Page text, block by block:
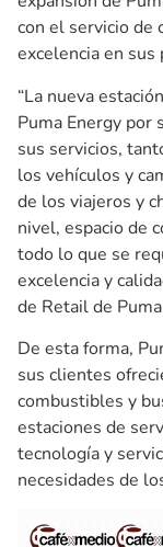
con el servicio de
excelencia en sus
“La nueva
Puma Energy por
sus servicios,
los vehículos y
de los viajeros y
nivel, espacio de
todo lo que se
excelencia y
de Retail de
De esta forma,
sus clientes
combustibles y
estaciones de
tecnología y
necesidades de